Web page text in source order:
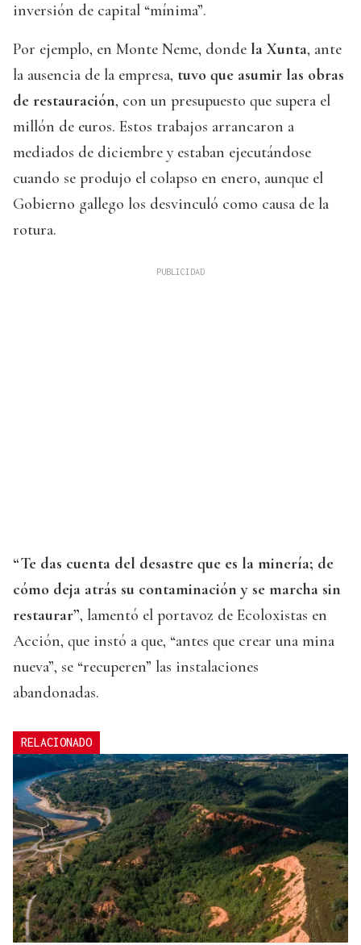
inversión de capital “mínima”.
Por ejemplo, en Monte Neme, donde la Xunta, ante
la ausencia de la empresa, tuvo que asumir las obras
de restauración, con un presupuesto que supera el
millón de euros. Estos trabajos arrancaron a
mediados de diciembre y estaban ejecutándose
cuando se produjo el colapso en enero, aunque el
Gobierno gallego los desvinculó como causa de la
rotura.
“Te das cuenta del desastre que es la minería; de
cómo deja atrás su contaminación y se marcha sin
restaurar”, lamentó el portavoz de Ecoloxistas en
Acción, que instó a que, “antes que crear una mina
nueva”, se “recuperen” las instalaciones
abandonadas.
RELACIONADO